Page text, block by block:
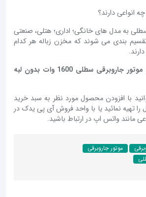
انواعی دارند؟
به مدل های خانگی؛ اداری؛ هتلی، صنعتی
بندی می شوند که مخزن زباله هر کدام
موتور جاروبرقی سطلی 1600 وات بدون لبه
با افزودن محصول مورد نظر به سبد خرید
تهیه نمائید یا با واحد فروش آی پی یدک در
مانند واتس اپ در ارتباط باشید.
موتور جاروبرقی